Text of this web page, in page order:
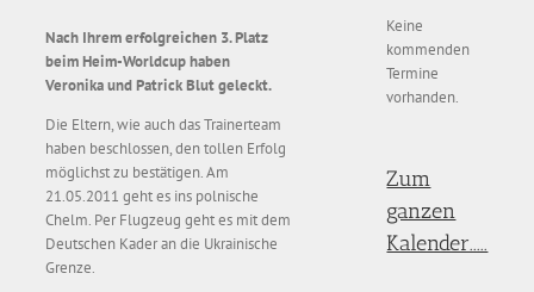
Nach Ihrem erfolgreichen 3. Platz
beim Heim-Worldcup haben
Veronika und Patrick Blut geleckt.
Die Eltern, wie auch das Trainerteam
haben beschlossen, den tollen Erfolg
möglichst zu bestätigen. Am
21.05.2011 geht es ins polnische
Chelm. Per Flugzeug geht es mit dem
Deutschen Kader an die Ukrainische
Grenze.
Keine
kommenden
Termine
vorhanden.
Zum
ganzen
Kalender.....